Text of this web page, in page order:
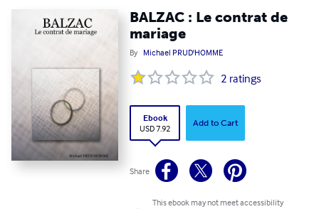
BALZAC : Le contrat de
mariage
By Michael PRUD'HOMME
2 ratings
Ebook
USD 7.92
Add to Cart
Share
This ebook may not meet accessibility